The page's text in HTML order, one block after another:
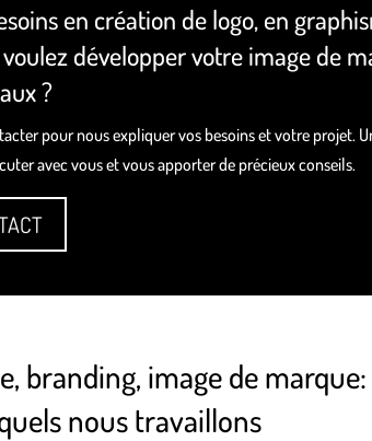
en création de logo, en
développer votre image de
?
pour nous expliquer vos besoins et votre projet.
avec vous et vous apporter de précieux conseils.
branding, image de marque:
nous travaillons